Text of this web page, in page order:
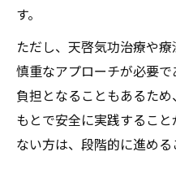
す。
ただし、天啓気功治療や
慎重なアプローチが必要
負担となることもあるた
もとで安全に実践するこ
ない方は、段階的に進める